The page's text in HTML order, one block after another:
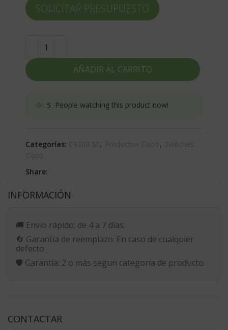
AÑADIR AL CARRITO
SOLICITAR PRESUPUESTO
5 People watching this product now!
Categorías: , ,
Share:
INFORMACIÓN
🚚 Envío rápido: de 4 a 7 días.
🔄 Garantía de reemplazo: En caso de cualquier
defecto.
🛡️ Garantía: 2 o más segun categoría de producto.
CONTACTAR